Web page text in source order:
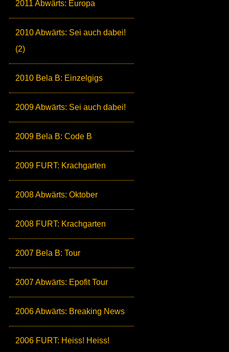
2011 Abwärts: Europa
2010 Abwärts: Sei auch dabei!
(2)
2010 Bela B: Einzelgigs
2009 Abwärts: Sei auch dabei!
2009 Bela B: Code B
2009 FURT: Krachgarten
2008 Abwärts: Oktober
2008 FURT: Krachgarten
2007 Bela B: Tour
2007 Abwärts: Epofit Tour
2006 Abwärts: Breaking News
2006 FURT: Heiss! Heiss!